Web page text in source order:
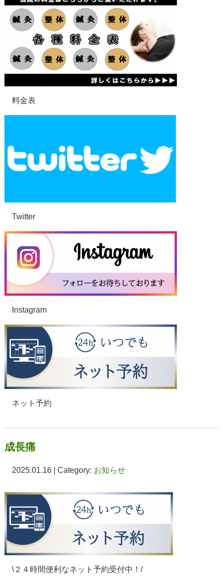
料金表
Twitter
Instagram
ネット予約
成長痛
2025.01.16 | Category: お知らせ
\２４時間便利なネット予約受付中！/